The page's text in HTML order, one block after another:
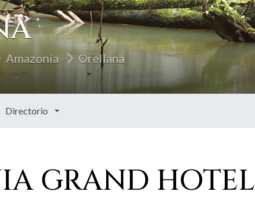
Amazonía Orellana
Directorio
GRAND HOTEL